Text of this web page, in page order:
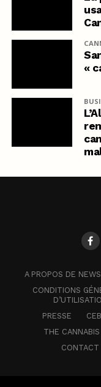
«
A PROPOS DE
CONDITIONS
PRESSE
THE
CONTACT